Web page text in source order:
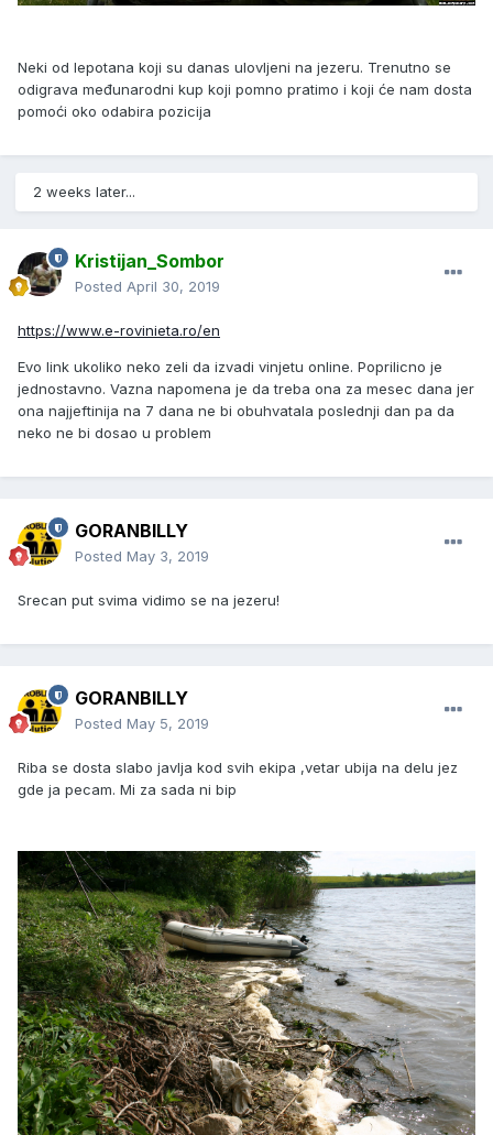
Neki od lepotana koji su danas ulovljeni na jezeru. Trenutno se
odigrava međunarodni kup koji pomno pratimo i koji će nam dosta
pomoći oko odabira pozicija
2 weeks later...
Kristijan_Sombor
Posted April 30, 2019
https://www.e-rovinieta.ro/en
Evo link ukoliko neko zeli da izvadi vinjetu online. Poprilicno je
jednostavno. Vazna napomena je da treba ona za mesec dana jer
ona najjeftinija na 7 dana ne bi obuhvatala poslednji dan pa da
neko ne bi dosao u problem
GORANBILLY
Posted May 3, 2019
Srecan put svima vidimo se na jezeru!
GORANBILLY
Posted May 5, 2019
Riba se dosta slabo javlja kod svih ekipa ,vetar ubija na delu jez
gde ja pecam. Mi za sada ni bip